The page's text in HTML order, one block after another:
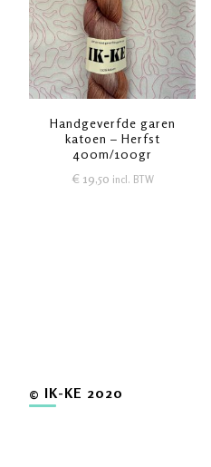
Handgeverfde garen
katoen – Herfst
400m/100gr
€ 19,50 incl. BTW
© IK-KE 2020